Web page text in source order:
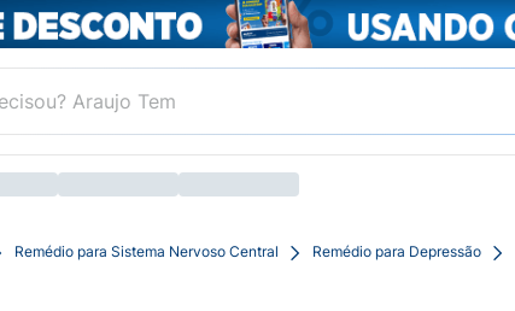
Remédio para Sistema Nervoso Central Remédio para Depressão